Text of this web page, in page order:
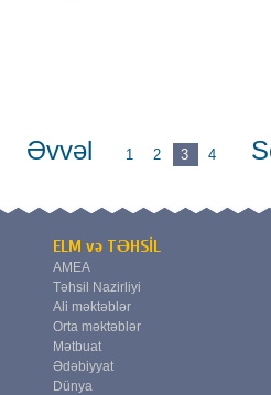
Əvvəl 1 2 3 4
ELM və TƏHSİL
AMEA
Təhsil Nazirliyi
Ali məktəblər
Orta məktəblər
Mətbuat
Ədəbiyyat
Dünya